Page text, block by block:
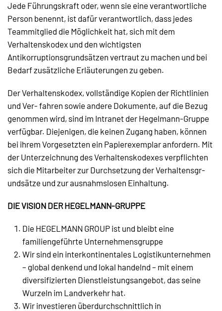
Jede Führungskraft oder, wenn sie eine verantwortliche
Person benennt, ist dafür verantwortlich, dass jedes
Teammitglied die Möglichkeit hat, sich mit dem
Verhaltenskodex und den wichtigsten
Antikorruptionsgrundsätzen vertraut zu machen und bei
Bedarf zusätzliche Erläuterungen zu geben.
Der Verhaltenskodex, vollständige Kopien der Richtlinien
und Ver- fahren sowie andere Dokumente, auf die Bezug
genommen wird, sind im Intranet der Hegelmann-Gruppe
verfügbar. Diejenigen, die keinen Zugang haben, können
bei ihrem Vorgesetzten ein Papierexemplar anfordern. Mit
der Unterzeichnung des Verhaltenskodexes verpflichten
sich die Mitarbeiter zur Durchsetzung der Verhaltensgr-
undsätze und zur ausnahmslosen Einhaltung.
DIE VISION DER HEGELMANN-GRUPPE
Die HEGELMANN GROUP ist und bleibt eine
familiengeführte Unternehmensgruppe
Wir sind ein interkontinentales Logistikunternehmen
– global denkend und lokal handelnd – mit einem
diversifizierten Dienstleistungsangebot, das seine
Wurzeln im Landverkehr hat.
Wir investieren überdurchschnittlich in